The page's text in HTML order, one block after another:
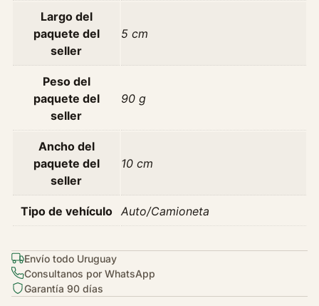
Largo del
paquete del
seller
5 cm
Peso del
paquete del
seller
90 g
Ancho del
paquete del
seller
10 cm
Tipo de vehículo Auto/Camioneta
Envío todo Uruguay
Consultanos por WhatsApp
Garantía 90 días